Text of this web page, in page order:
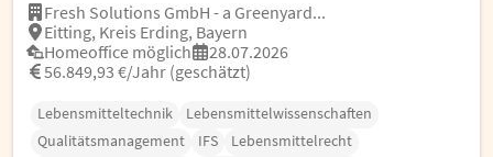
Fresh Solutions GmbH - a Greenyard...
Eitting, Kreis Erding, Bayern
Homeoffice möglich
28.07.2026
56.849,93 €/Jahr (geschätzt)
Lebensmitteltechnik
Lebensmittelwissenschaften
Qualitätsmanagement
IFS
Lebensmittelrecht